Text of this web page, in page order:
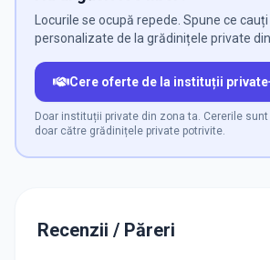
Locurile se ocupă repede. Spune ce
personalizate de la grădinițele private
Cere oferte de la instituții private
Doar instituții private din zona ta. Cererile
doar către grădinițele private potrivite.
Recenzii / Păreri